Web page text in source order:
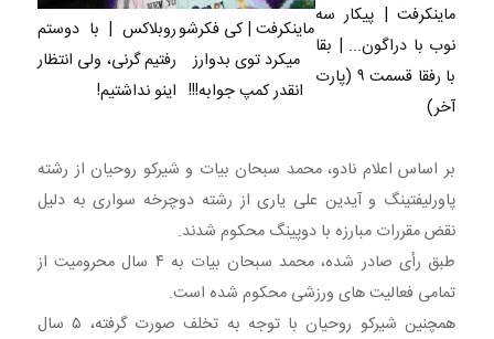
ماینکرفت | پیکار سه
نوب با دراگون... | بقا
با رفقا قسمت ۹ (پارت
آخر)
ماینکرفت | کی فکرشو
میکرد توی بدوارز
انقدر کمپ جوابه!!!
روبلاکس | با دوستم
رفتیم گرنی، ولی انتظار
اینو نداشتیم!
بر اساس اعلام نادو، محمد سبحان بیات و شیرکو روحیان از رشته
پاورلیفتینگ و آیدین علی یاری از رشته دوچرخه سواری به دلیل
نقض مقررات مبارزه با دوپینگ محکوم شدند.
طبق رأی صادر شده، محمد سبحان بیات به ۴ سال محرومیت از
تمامی فعالیت های ورزشی محکوم شده است.
همچنین شیرکو روحیان با توجه به تخلف صورت گرفته، ۵ سال